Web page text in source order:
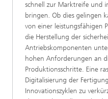
schnell zur Marktreife und
bringen. Ob dies gelingen
von einer leistungsfähigen
die Herstellung der
Antriebskomponenten
hohen Anforderungen an
Produktionsschritte. Eine
Digitalisierung der
Innovationszyklen zu